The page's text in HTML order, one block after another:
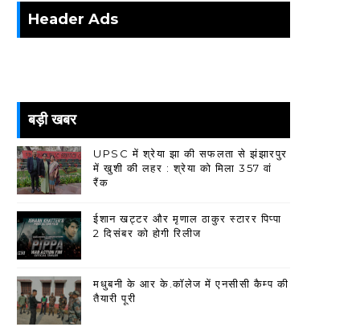
Header Ads
बड़ी खबर
UPSC में श्रेया झा की सफलता से झंझारपुर
में खुशी की लहर : श्रेया को मिला 357 वां
रैंक
ईशान खट्टर और मृणाल ठाकुर स्टारर पिप्पा
2 दिसंबर को होगी रिलीज
मधुबनी के आर के.कॉलेज में एनसीसी कैम्प की
तैयारी पूरी